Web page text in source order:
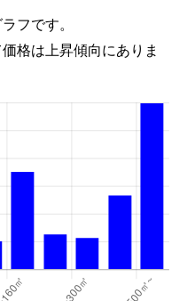
フです。
格は上昇傾向にありま